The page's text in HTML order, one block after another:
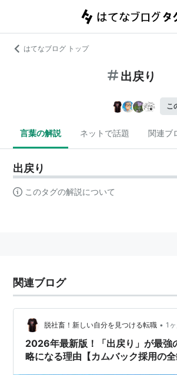
はてなブログ トップ
出戻り
こ
言葉の解説 ネットで話題 関連ブ
出戻り
このタグの解説について
関連ブログ
脱社畜！新しい自分を見つける転職 • 1
2026年最新版！「出戻り」が最強
略になる理由【カムバック採用の全